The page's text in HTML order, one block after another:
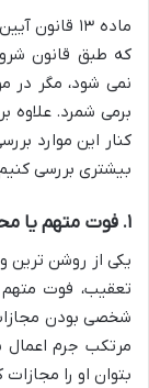
ماده ۱۳
که طبق قانون
نمی شود، مگر در
برمی شمرد. علاوه
کنار این موارد
بیشتری بررسی
۱. فوت متهم یا محکوم علیه: پایان یک تعقیب شخصی
یکی از روشن ترین
تعقیب، فوت
شخصی بودن
مرتکب جرم
بتوان او را